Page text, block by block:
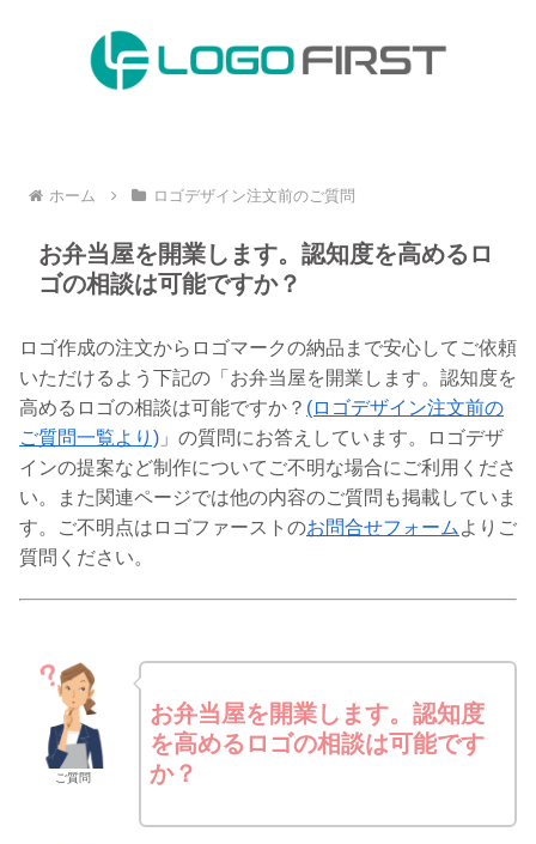
ホーム ロゴデザイン注文前のご質問
お弁当屋を開業します。認知度を高めるロ
ゴの相談は可能ですか？
ロゴ作成の注文からロゴマークの納品まで安心してご依頼
いただけるよう下記の「お弁当屋を開業します。認知度を
高めるロゴの相談は可能ですか？ (ロゴデザイン注文前の
ご質問一覧より) 」の質問にお答えしています。ロゴデザ
インの提案など制作についてご不明な場合にご利用くださ
い。また関連ページでは他の内容のご質問も掲載していま
す。ご不明点はロゴファーストのお問合せフォーム よりご
質問ください。
ご質問
お弁当屋を開業します。認知度
を高めるロゴの相談は可能です
か？